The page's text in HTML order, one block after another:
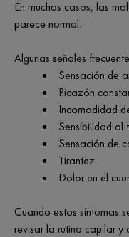
En muchos casos, las
parece normal.
Algunas señales
Sensación de
Picazón
Incomodidad
Sensibilidad al
Sensación de
Tirantez
Dolor en el
Cuando estos síntomas
revisar la rutina capilar y